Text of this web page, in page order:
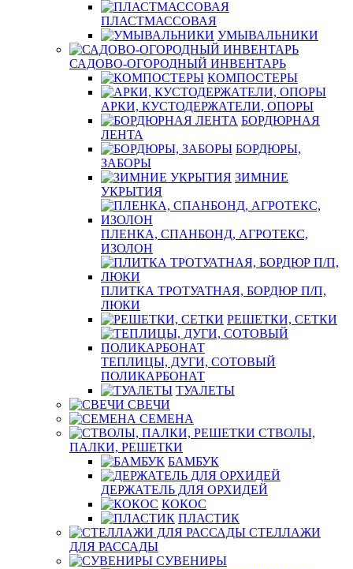
ПЛАСТМАССОВАЯ
УМЫВАЛЬНИКИ
САДОВО-ОГОРОДНЫЙ ИНВЕНТАРЬ
КОМПОСТЕРЫ
АРКИ, КУСТОДЕРЖАТЕЛИ, ОПОРЫ
БОРДЮРНАЯ
ЛЕНТА
БОРДЮРЫ,
ЗАБОРЫ
ЗИМНИЕ
УКРЫТИЯ
ПЛЕНКА, СПАНБОНД, АГРОТЕКС,
ИЗОЛОН
ПЛИТКА ТРОТУАТНАЯ, БОРДЮР П/П,
ЛЮКИ
РЕШЕТКИ, СЕТКИ
ТЕПЛИЦЫ, ДУГИ, СОТОВЫЙ
ПОЛИКАРБОНАТ
ТУАЛЕТЫ
СВЕЧИ
СЕМЕНА
СТВОЛЫ,
ПАЛКИ, РЕШЕТКИ
БАМБУК
ДЕРЖАТЕЛЬ ДЛЯ ОРХИДЕЙ
КОКОС
ПЛАСТИК
СТЕЛЛАЖИ
ДЛЯ РАССАДЫ
СУВЕНИРЫ